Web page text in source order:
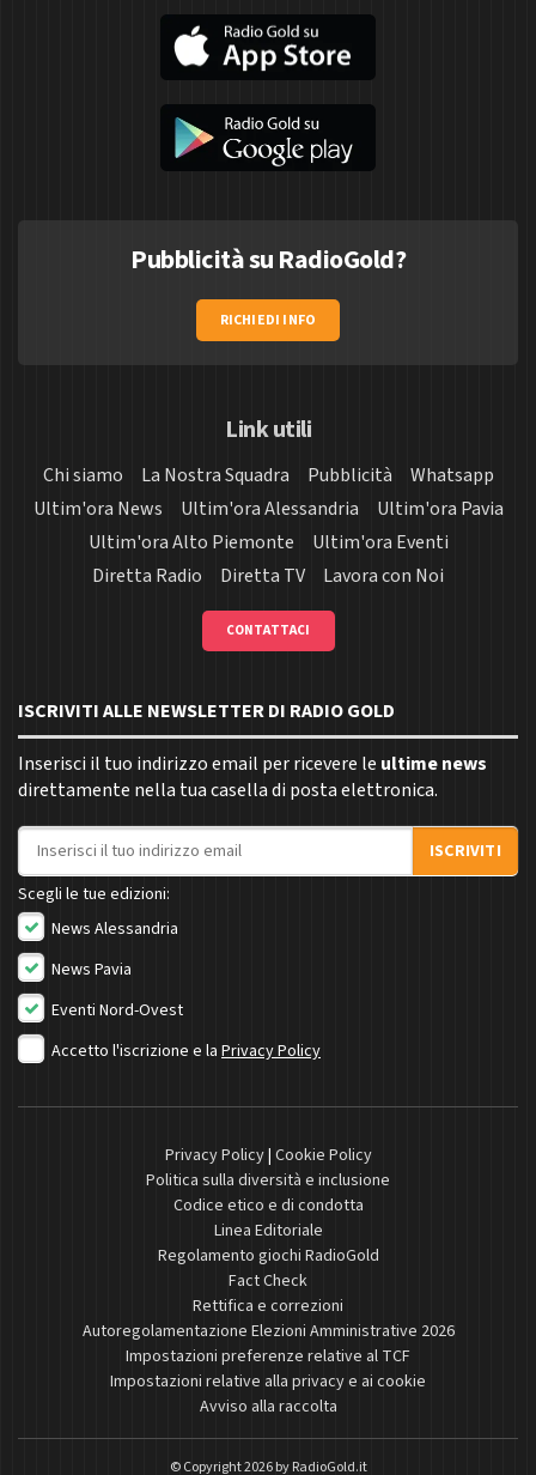
Pubblicità su RadioGold?
RICHIEDI INFO
Link utili
Chi siamo La Nostra Squadra Pubblicità
Whatsapp
Ultim'ora News
Ultim'ora Alessandria
Ultim'ora Pavia
Ultim'ora Alto Piemonte
Ultim'ora Eventi
Diretta Radio
Diretta TV Lavora con Noi
CONTATTACI
ISCRIVITI ALLE NEWSLETTER DI RADIO GOLD
Inserisci il tuo indirizzo email per ricevere le ultime news
direttamente nella tua casella di posta elettronica.
Indirizzo email
ISCRIVITI
Scegli le tue edizioni:
News Alessandria
News Pavia
Eventi Nord-Ovest
Accetto l'iscrizione e la Privacy Policy
Privacy Policy| Cookie Policy
Politica sulla diversità e inclusione
Codice etico e di condotta
Linea Editoriale
Regolamento giochi RadioGold
Fact Check
Rettifica e correzioni
Autoregolamentazione Elezioni Amministrative 2026
Impostazioni preferenze relative al TCF
Impostazioni relative alla privacy e ai cookie
Avviso alla raccolta
© Copyright 2026 byRadioGold.it